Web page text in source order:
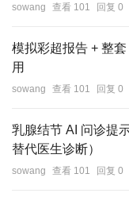
sowang 查看 101 回复 0
模拟彩超报告 + 整
用
sowang 查看 101 回复 0
乳腺结节 AI 问诊提
替代医生诊断）
sowang 查看 101 回复 0